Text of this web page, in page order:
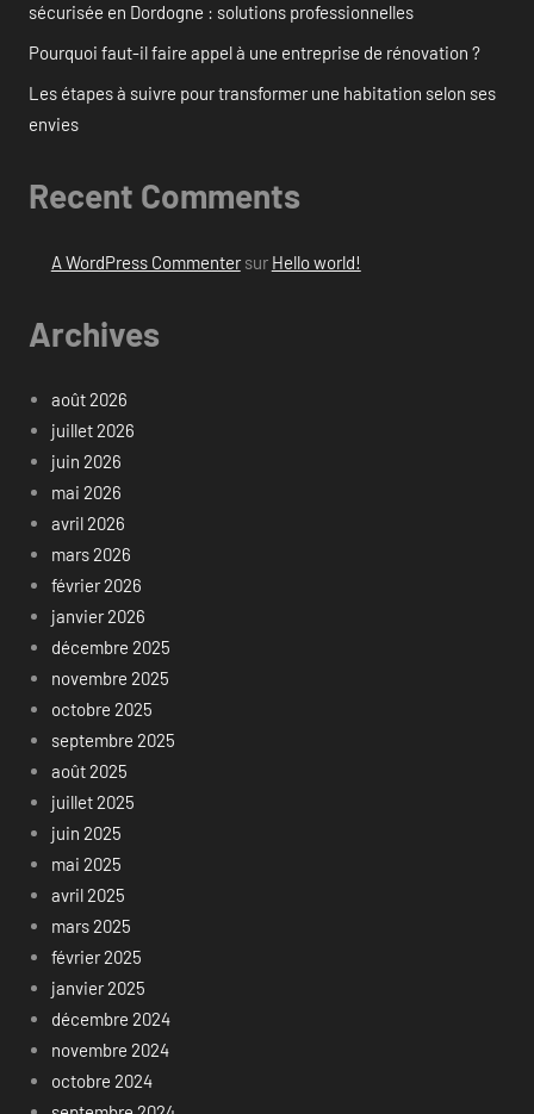
sécurisée en Dordogne : solutions professionnelles
Pourquoi faut-il faire appel à une entreprise de rénovation ?
Les étapes à suivre pour transformer une habitation selon ses
envies
Recent Comments
A WordPress Commentersur Hello world!
Archives
août 2026
juillet 2026
juin 2026
mai 2026
avril 2026
mars 2026
février 2026
janvier 2026
décembre 2025
novembre 2025
octobre 2025
septembre 2025
août 2025
juillet 2025
juin 2025
mai 2025
avril 2025
mars 2025
février 2025
janvier 2025
décembre 2024
novembre 2024
octobre 2024